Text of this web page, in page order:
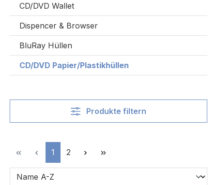
CD/DVD Wallet
Dispencer & Browser
BluRay Hüllen
CD/DVD Papier/Plastikhüllen
Produkte filtern
Seite
1 Seite
2